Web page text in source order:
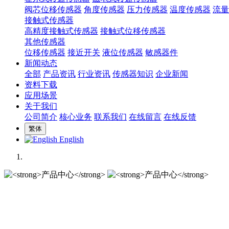
阀芯位移传感器 角度传感器 压力传感器 温度传感器 流
接触式传感器
高精度接触式传感器 接触式位移传感器
其他传感器
位移传感器 接近开关 液位传感器 敏感器件
新闻动态
全部 产品资讯 行业资讯 传感器知识 企业新闻
资料下载
应用场景
关于我们
公司简介 核心业务 联系我们 在线留言 在线反馈
繁体
English